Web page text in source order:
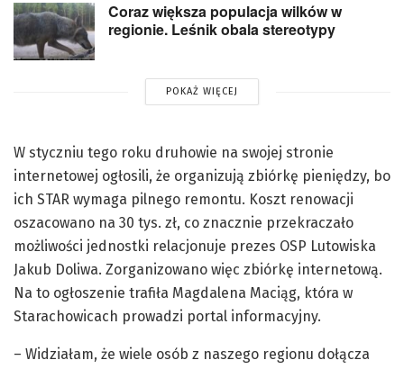
Coraz większa populacja wilków w
regionie. Leśnik obala stereotypy
POKAŻ WIĘCEJ
W styczniu tego roku druhowie na swojej stronie
internetowej ogłosili, że organizują zbiórkę pieniędzy, bo
ich STAR wymaga pilnego remontu. Koszt renowacji
oszacowano na 30 tys. zł, co znacznie przekraczało
możliwości jednostki relacjonuje prezes OSP Lutowiska
Jakub Doliwa. Zorganizowano więc zbiórkę internetową.
Na to ogłoszenie trafiła Magdalena Maciąg, która w
Starachowicach prowadzi portal informacyjny.
– Widziałam, że wiele osób z naszego regionu dołącza